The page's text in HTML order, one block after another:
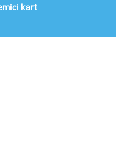
kart